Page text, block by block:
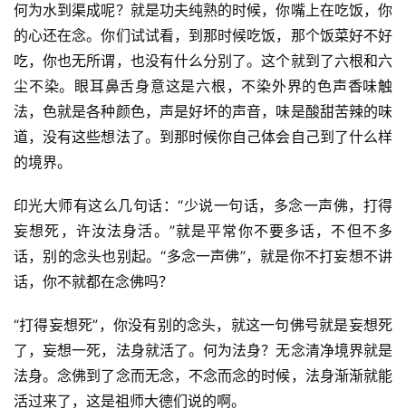
何为水到渠成呢？就是功夫纯熟的时候，你嘴上在吃饭，你
的心还在念。你们试试看，到那时候吃饭，那个饭菜好不好
吃，你也无所谓，也没有什么分别了。这个就到了六根和六
尘不染。眼耳鼻舌身意这是六根，不染外界的色声香味触
法，色就是各种颜色，声是好坏的声音，味是酸甜苦辣的味
道，没有这些想法了。到那时候你自己体会自己到了什么样
的境界。
印光大师有这么几句话：“少说一句话，多念一声佛，打得
妄想死，许汝法身活。”就是平常你不要多话，不但不多
话，别的念头也别起。“多念一声佛”，就是你不打妄想不讲
话，你不就都在念佛吗？
“打得妄想死”，你没有别的念头，就这一句佛号就是妄想死
了，妄想一死，法身就活了。何为法身？无念清净境界就是
法身。念佛到了念而无念，不念而念的时候，法身渐渐就能
活过来了，这是祖师大德们说的啊。